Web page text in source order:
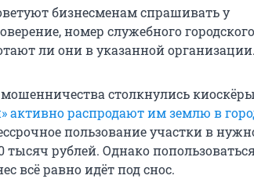
бизнесменам спрашивать у
номер служебного городского
ли они в указанной организации.
столкнулись киоскёры
активно распродают им землю в
пользование участки в
рублей. Однако
всё равно идёт под снос.